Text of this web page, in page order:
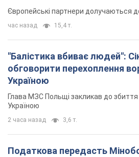
Європейські партнери долучаються
час назад 15,4 т.
"Балістика вбиває людей":
обговорити перехоплення
Україною
Глава МЗС Польщі закликав до збиття
Україною
2 часа назад 3,6 т.
Податкова передасть